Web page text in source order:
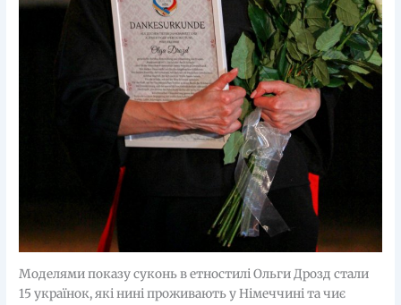
Моделями показу суконь в етностилі Ольги Дрозд стали
15 українок, які нині проживають у Німеччині та чиє